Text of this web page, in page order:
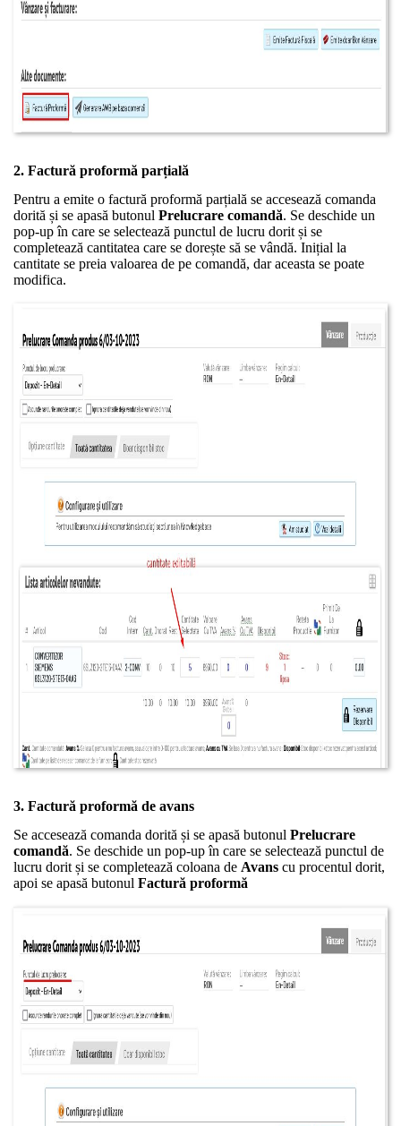
2. Factură proformă parțială
Pentru a emite o factură proformă parțială se accesează comanda
dorită și se apasă butonul Prelucrare comandă. Se deschide un
pop-up în care se selectează punctul de lucru dorit și se
completează cantitatea care se dorește să se vândă. Inițial la
cantitate se preia valoarea de pe comandă, dar aceasta se poate
modifica.
3. Factură proformă de avans
Se accesează comanda dorită și se apasă butonul Prelucrare
comandă. Se deschide un pop-up în care se selectează punctul de
lucru dorit și se completează coloana de Avans cu procentul dorit,
apoi se apasă butonul Factură proformă